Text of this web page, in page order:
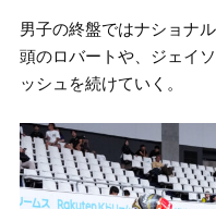
男子の終盤ではナショナ
頭のロバートや、ジェイ
ッシュを続けていく。